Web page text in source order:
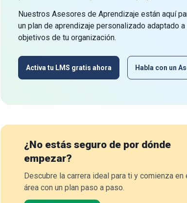
Nuestros Asesores de Aprendizaje están aquí
un plan de aprendizaje personalizado adaptado
objetivos de tu organización.
Activa tu LMS gratis ahora Habla con un
¿No estás seguro de por dónde
empezar?
Descubre la carrera ideal para ti y comienza en
área con un plan paso a paso.